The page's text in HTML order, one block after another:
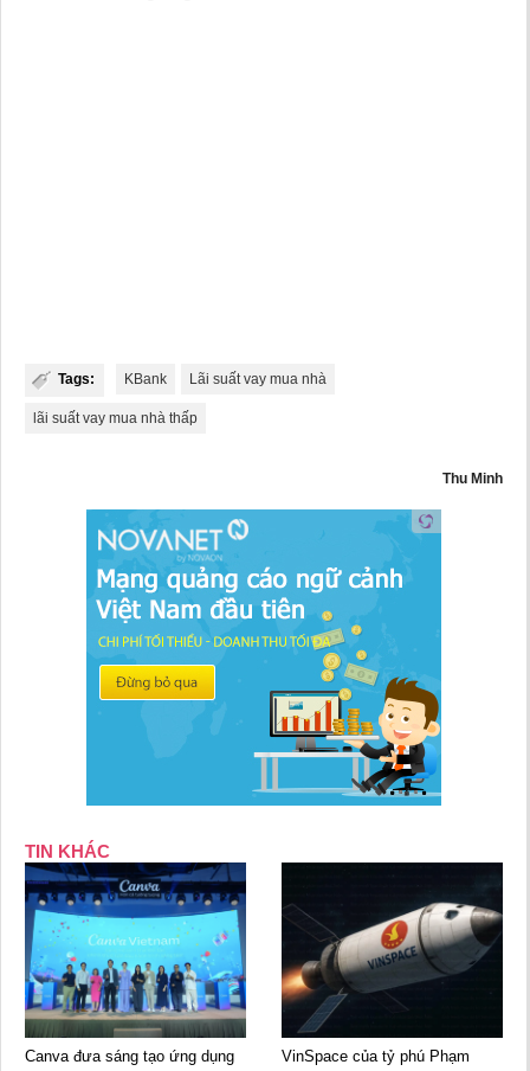
Tags: KBank Lãi suất vay mua nhà
lãi suất vay mua nhà thấp
Thu Minh
TIN KHÁC
Canva đưa sáng tạo ứng dụng
VinSpace của tỷ phú Phạm